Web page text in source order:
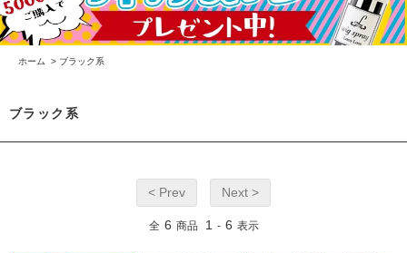
ホーム > ブラック系
ブラック系
< Prev Next >
全 6 商品 1 - 6 表示